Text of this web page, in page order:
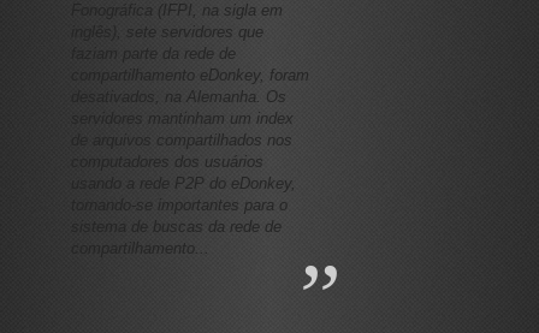
Fonográfica (IFPI, na sigla em
inglês), sete servidores que
faziam parte da rede de
compartilhamento eDonkey, foram
desativados, na Alemanha. Os
servidores mantinham um index
de arquivos compartilhados nos
computadores dos usuários
usando a rede P2P do eDonkey,
tornando-se importantes para o
sistema de buscas da rede de
compartilhamento...